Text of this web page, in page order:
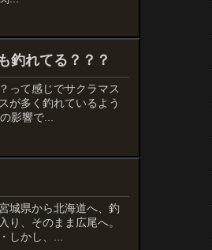
釣れてる？？？
って感じでサクラマス
が多く釣れているよう
影響で...
城県から北海道へ、釣
り、そのまま広尾へ。
しかし、...